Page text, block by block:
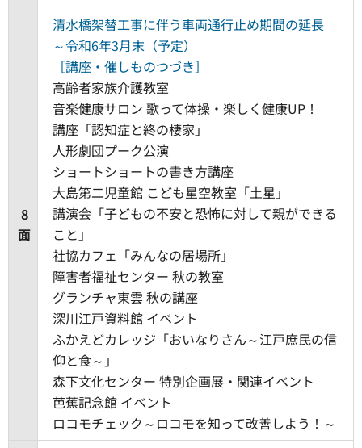
8
面
清水橋架替工事に伴う車両通行止め期間の延長
～令和6年3月末（予定）
［講座・催しものつづき］
高齢者家族介護教室
音楽健康サロン 歌って体操・楽しく健康UP！
講座「認知症と終の棲家」
人形劇団プーク公演
ショートショートの書き方講座
大島第二児童館 こども星空教室「土星」
講演会「子どもの不安と恐怖に対して親ができる
こと」
社協カフェ「みんなの居場所」
障害者福祉センター 秋の教室
グランチャ東雲 秋の講座
深川江戸資料館 イベント
ふかえどカレッジ「おいなりさん～江戸庶民の信
仰と食～」
森下文化センター 特別企画展・関連イベント
芭蕉記念館 イベント
ロコモチェック～ロコモを知って改善しよう！～